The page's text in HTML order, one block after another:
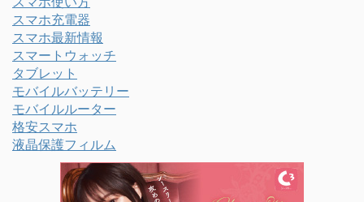
スマホ充電器
スマホ最新情報
スマートウォッチ
タブレット
モバイルバッテリー
モバイルルーター
格安スマホ
液晶保護フィルム